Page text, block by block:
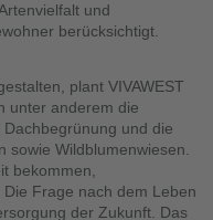
und
berücksichtigt.
plant VIVAWEST
unter anderem die
und die
sowie Wildblumenwiesen.
bekommen,
Frage nach dem Leben
der Zukunft. Das